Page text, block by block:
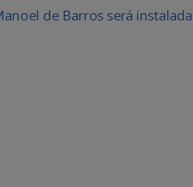
de Barros será